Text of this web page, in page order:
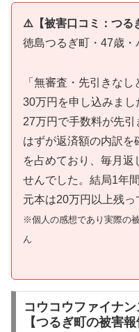
⚠️【被害口コミ：つる
徳島つるぎ町・47歳・
「無審査・先引きな
30万円を申し込みま
27万円で手数料が先
はずが返済額の内訳を
を占めており、毎月返
せんでした。結局1年
元本は20万円以上残っ
※個人の感想であり実際の
ん
コウコウファイナ
【つるぎ町の被害報